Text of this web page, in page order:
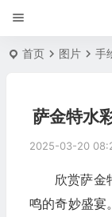
首页 图片 手
萨金特水
2025-03-20
欣赏萨金
鸣的奇妙盛宴